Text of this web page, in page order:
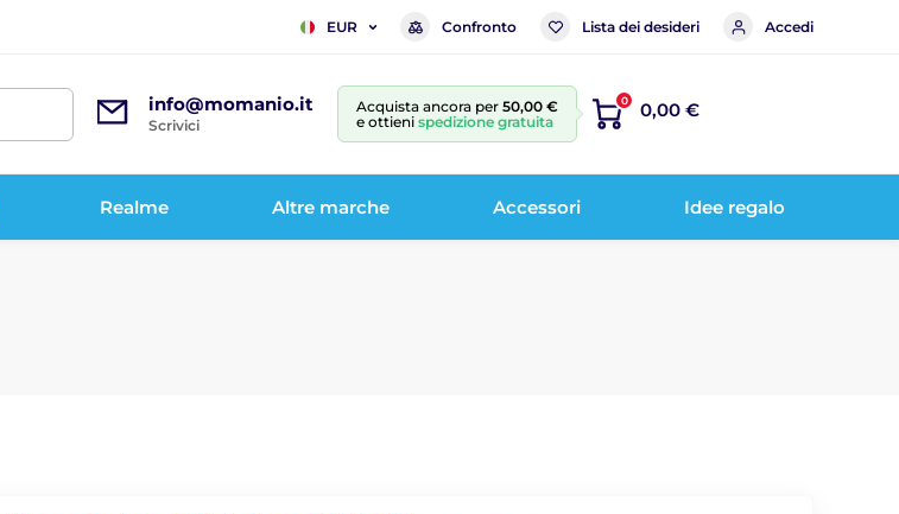
EUR Confronto Lista dei desideri Accedi
info@momanio.it
Scrivici
Acquista ancora per 50,00 €
e ottieni spedizione gratuita
0 0,00 €
Realme Altre marche Accessori Idee regalo